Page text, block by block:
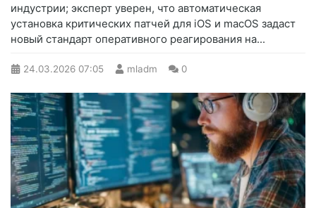
индустрии; эксперт уверен, что автоматическая
установка критических патчей для iOS и macOS задаст
новый стандарт оперативного реагирования на...
24.03.2026 07:05 mladm 0